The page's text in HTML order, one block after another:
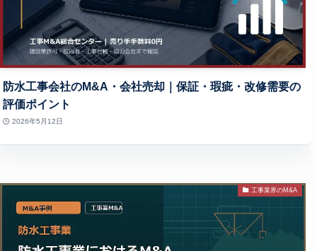
防水工事会社のM&A・会社売却｜保証・瑕疵・改修需要の
評価ポイント
2026年5月12日
工事業界のM&A